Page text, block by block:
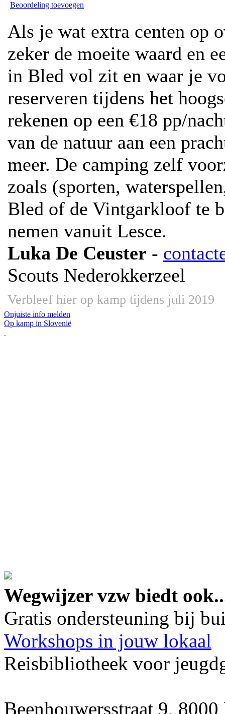
Beoordeling toevoegen
Als je wat extra centen op
zeker de moeite waard en
in Bled vol zit en waar je
reserveren tijdens het
rekenen op een €18 pp/
van de natuur aan een
meer. De camping zelf
zoals (sporten,
Bled of de Vintgarkloof te
nemen vanuit Lesce.
Luka De Ceuster -
Scouts Nederokkerzeel
Verbleef hier op kamp tijdens juli 2019
Onjuiste info melden
Op kamp in Slovenië
Wegwijzer vzw biedt
Gratis ondersteuning bij
Workshops in jouw lokaal
Reisbibliotheek voor
Beenhouwersstraat 9,